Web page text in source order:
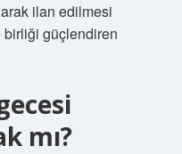
ilan edilmesi
güçlendiren
mı?